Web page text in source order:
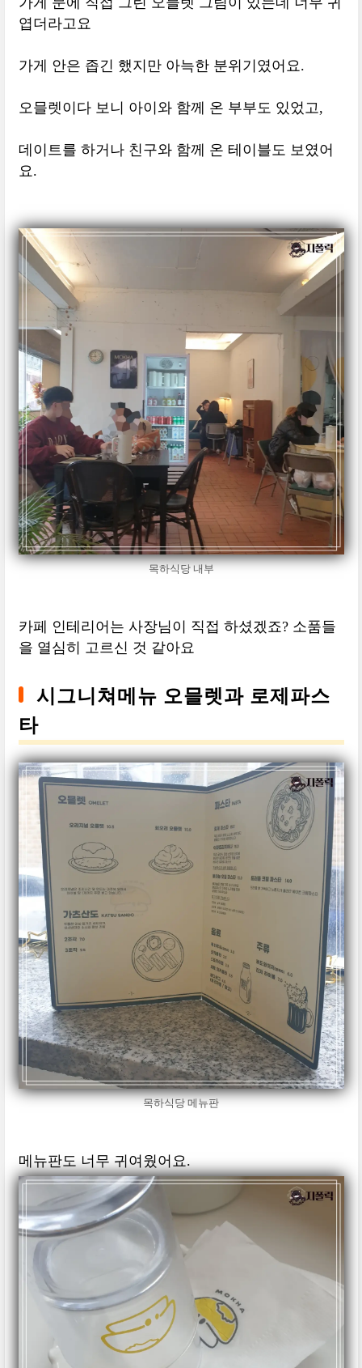
엽더라고요
가게 안은 좁긴 했지만 아늑한 분위기였어요.
오믈렛이다 보니 아이와 함께 온 부부도 있었고,
데이트를 하거나 친구와 함께 온 테이블도 보였어
요.
목하식당 내부
카페 인테리어는 사장님이 직접 하셨겠죠? 소품들
을 열심히 고르신 것 같아요
시그니쳐메뉴 오믈렛과 로제파스
타
목하식당 메뉴판
메뉴판도 너무 귀여웠어요.